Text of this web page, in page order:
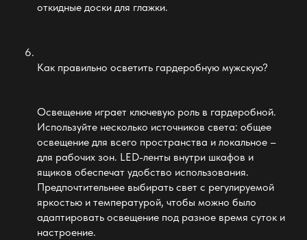
откидные доски для глажки.
Как правильно осветить гардеробную мужскую?
Освещение играет ключевую роль в гардеробной.
Используйте несколько источников света: общее
освещение для всего пространства и локальное –
для рабочих зон. LED-ленты внутри шкафов и
ящиков обеспечат удобство использования.
Предпочтительнее выбирать свет с регулируемой
яркостью и температурой, чтобы можно было
адаптировать освещение под разное время суток и
настроение.